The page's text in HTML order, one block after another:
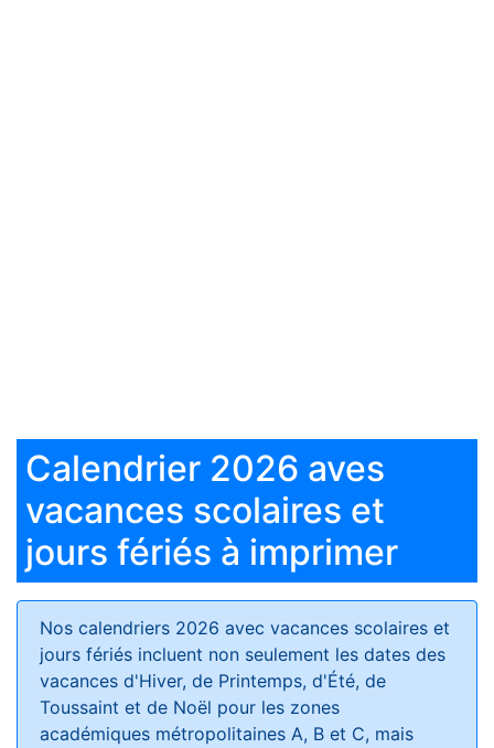
Calendrier 2026 aves
vacances scolaires et
jours fériés à imprimer
Nos calendriers 2026 avec vacances scolaires et
jours fériés incluent non seulement les dates des
vacances d'Hiver, de Printemps, d'Été, de
Toussaint et de Noël pour les zones
académiques métropolitaines A, B et C, mais